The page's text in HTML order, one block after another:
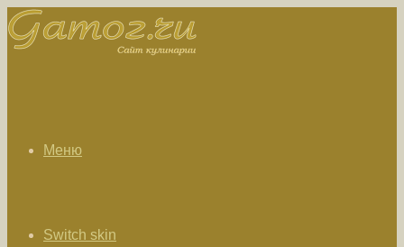
Меню
Switch skin